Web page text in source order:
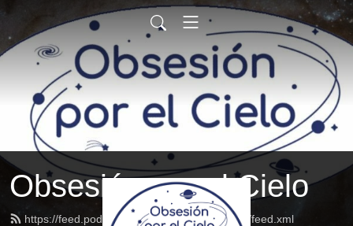
Obsesión por el Cielo
https://feed.podbean.com/obsesionporelcielo/feed.xml